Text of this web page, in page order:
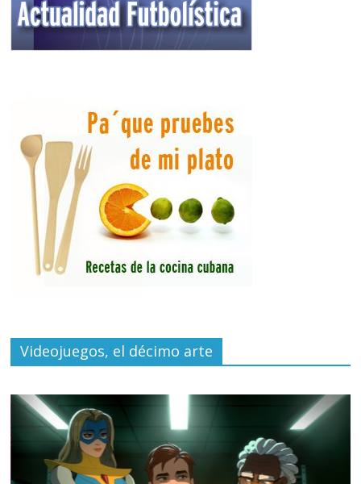
Videojuegos, el décimo arte